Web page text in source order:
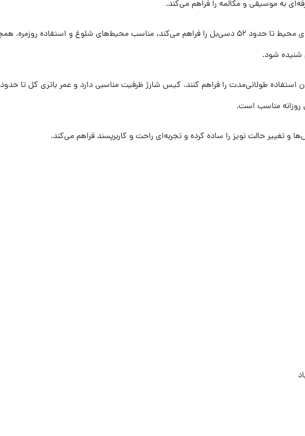
به موسیقی و مکالمه را فراهم می‌کند.
شنیده شود.
را فراهم کنند. کیس شارژ ظرفیت مناسبی دارد و عمر باتری کل تا حدود 38 ساعت است. استاندارد مقاومت
مناسب است.
و تغییر حالت نویز را ساده کرده و تجربه‌ای راحت و کاربرپسند فراهم می‌کند.